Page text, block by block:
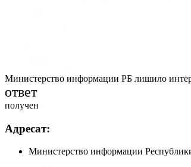
Министерство информации РБ лишило
ответ
получен
Адресат:
Министерство информации